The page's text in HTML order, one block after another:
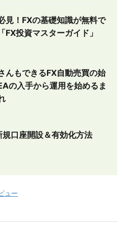
見！FXの基礎知識が無料で
FX投資マスターガイド」
んもできるFX自動売買の始
の入手から運用を始めるま
口座開設＆有効化方法
ュー